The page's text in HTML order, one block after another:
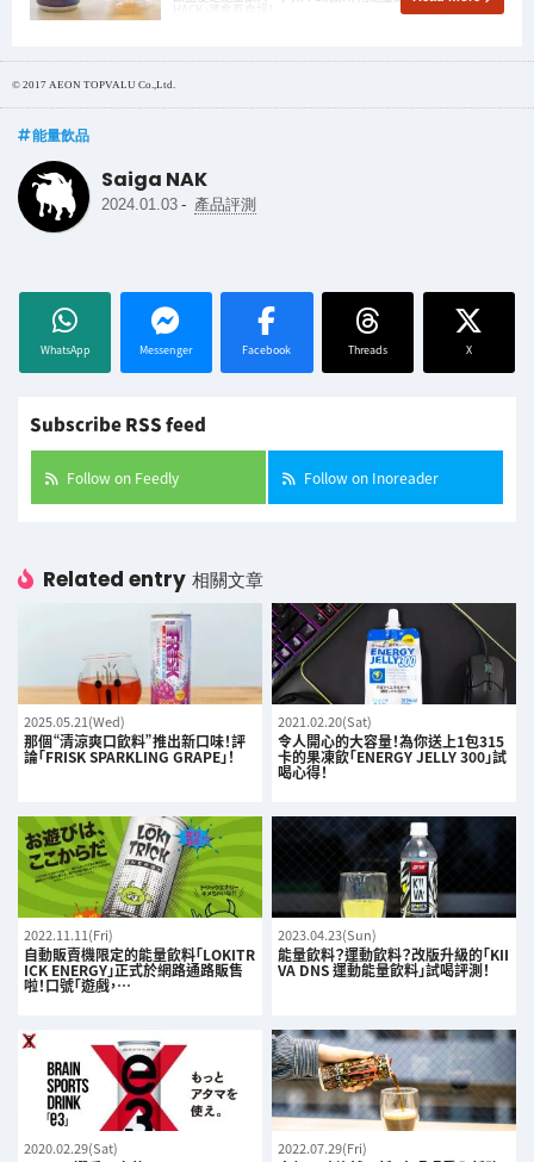
© 2017 AEON TOPVALU Co.,Ltd.
能量飲品
Saiga NAK
2024.01.03 - 產品評測
WhatsApp Messenger Facebook Threads X
Subscribe RSS feed
Follow on Feedly Follow on Inoreader
Related entry 相關文章
2025.05.21(Wed)
那個“清涼爽口飲料”推出新口味！評
論「FRISK SPARKLING GRAPE」！
2021.02.20(Sat)
令人開心的大容量！為你送上1包315
卡的果凍飲「ENERGY JELLY 300」試
喝心得！
2022.11.11(Fri)
自動販賣機限定的能量飲料「LOKITR
ICK ENERGY」正式於網路通路販售
啦！口號「遊戲，…
2023.04.23(Sun)
能量飲料？運動飲料？改版升級的「KII
VA DNS 運動能量飲料」試喝評測！
2020.02.29(Sat) 2022.07.29(Fri)